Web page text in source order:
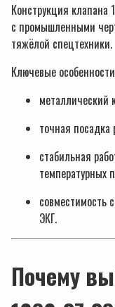
Конструкция
с промышленными
тяжёлой спецтехники.
Ключевые
металлический
точная посадка
стабильная
температурных
совместимость
ЭКГ.
Почему